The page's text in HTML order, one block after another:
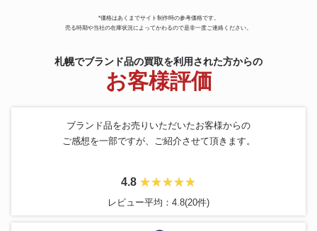
ベージュ
コーチ(COACH)
ッグ
8,400円
2WAY ショッパーバッグ イエロ
ー
ダウンベスト ラムレザー
レザードライビングシューズ 箱
SCUBA 2wayリュック
*価格はあくまでサイト制作時の参考価格です。
売る時期や当社の在庫状況によってかわるので是非一度ご連絡ください。
札幌でブランド品の買取を利用された方からの
お客様評価
ブランド品をお売りいただいたお客様からの
ご感想を一部ですが、ご紹介させて頂きます。
4.8
レビュー平均：4.8(20件)